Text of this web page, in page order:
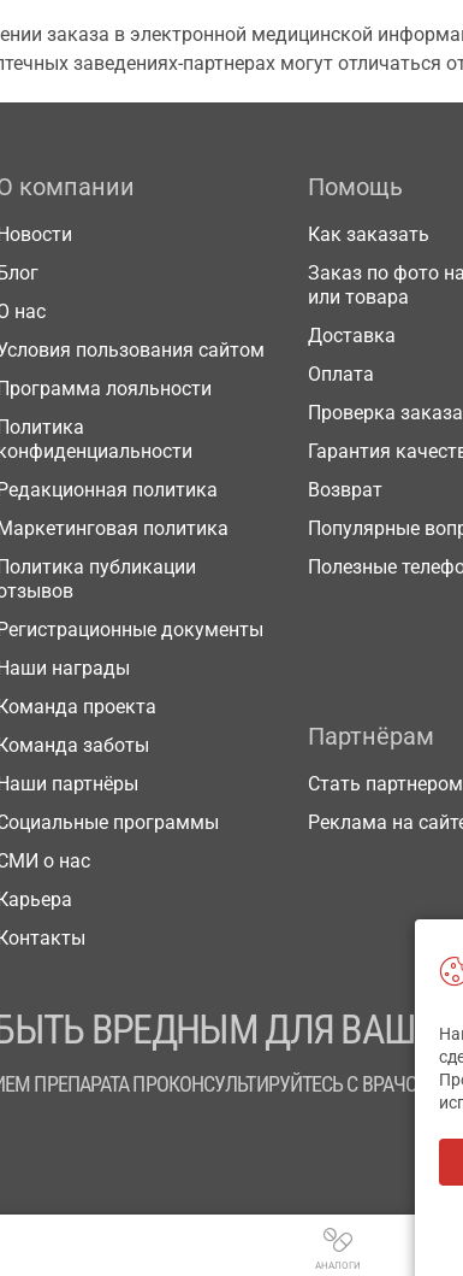
АНАЛОГИ
заказа в электронной медицинской
заведениях-партнерах могут отличаться
компании
нас
пользования сайтом
лояльности
политика
политика
публикации
документы
награды
проекта
заботы
партнёры
программы
о нас
Помощь
Как заказать
Заказ по фото
или товара
Доставка
Оплата
Проверка заказа
Гарантия
Возврат
Популярные
Полезные
Партнёрам
Стать партнером
Реклама на
ВРЕДНЫМ ДЛЯ
ПРЕПАРАТА ПРОКОНСУЛЬТИРУЙТЕСЬ С ВРАЧОМ